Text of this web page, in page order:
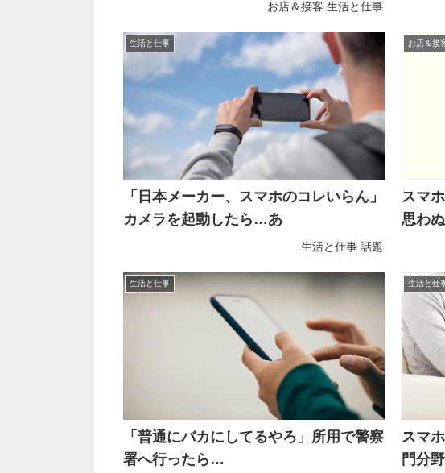
お店＆接客 生活と仕事
生活と仕事
「日本メーカー、スマホのコレいらん」
カメラを起動したら…あ
生活と仕事 話題
お店＆接
スマ
思わ
生活と仕事
「普通にバカにしてるやろ」所用で警察
署へ行ったら…
生活と仕
スマ
門分